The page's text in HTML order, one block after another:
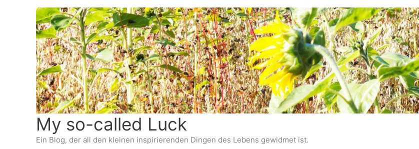
My so-called Luck
Ein Blog, der all den kleinen inspirierenden Dingen des Lebens gewidmet ist.